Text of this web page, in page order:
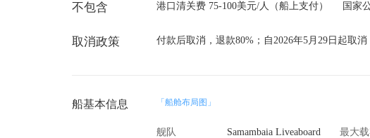
不包含 港口清关费 75-100美元/人（船上支付） 国家
取消政策 付款后取消，退款80%；自2026年5月29日起取
船基本信息 「船舱布局图」
舰队 Samambaia Liveaboard 最大